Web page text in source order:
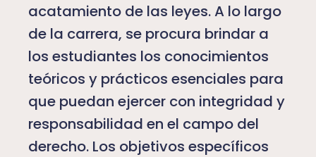
acatamiento de las leyes. A lo largo
de la carrera, se procura brindar a
los estudiantes los conocimientos
teóricos y prácticos esenciales para
que puedan ejercer con integridad y
responsabilidad en el campo del
derecho. Los objetivos específicos